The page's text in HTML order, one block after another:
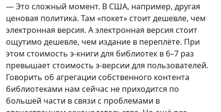
— Это сложный момент. В США, например, другая
ценовая политика. Там «покет» стоит дешевле, чем
электронная версия. А электронная версия стоит
ощутимо дешевле, чем издание в переплёте. При
этом стоимость э-книги для библиотек в 6–7 раз
превышает стоимость э-версии для пользователей.
Говорить об агрегации собственного контента
библиотеками нам сейчас не приходится по
большей части в связи с проблемами в